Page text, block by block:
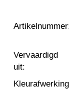
Artikelnummer
Vervaardigd
uit:
Kleurafwerking